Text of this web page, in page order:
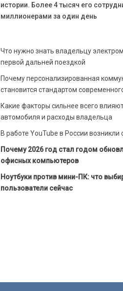
истории. Более 4 тысяч его
миллионерами за один день
Что нужно знать владельцу
первой дальней поездкой
Почему персонализированная
становится стандартом
Какие факторы сильнее всего
автомобиля и расходы владельца
В работе YouTube в России возникли
Почему 2026 год стал годом
офисных компьютеров
Ноутбуки против мини-ПК: что
пользователи сейчас